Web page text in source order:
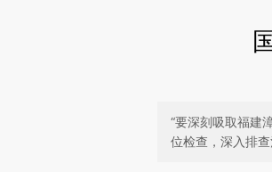
“要深刻吸取福建
位检查，深入排